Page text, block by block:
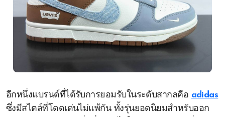
อีกหนึ่งแบรนด์ที่ได้รับการยอมรับในระดับสากลคือ adidas
ซึ่งมีสไตล์ที่โดดเด่นไม่แพ้กัน ทั้งรุ่นยอดนิยมสำหรับออก